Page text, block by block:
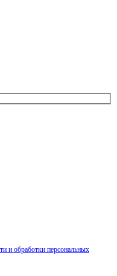
и обработки персональных